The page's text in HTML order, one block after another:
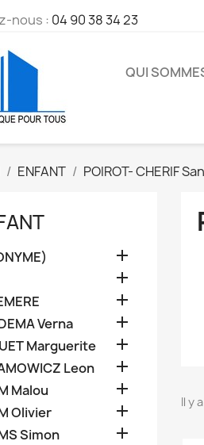
nous : 04 90 38 34 23
QUI
ENFANT POIROT- CHERIF



Verna 
Marguerite 
Leon 
Malou 
Olivier 
Simon 
Il y